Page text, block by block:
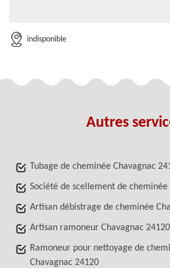
indisponible
Autres
Tubage de cheminée Chavagnac
Société de scellement de cheminée
Artisan débistrage de cheminée
Artisan ramoneur Chavagnac 24120
Ramoneur pour nettoyage de
Chavagnac 24120